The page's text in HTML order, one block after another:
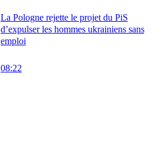
La Pologne rejette le projet du PiS
d’expulser les hommes ukrainiens sans
emploi
08:22